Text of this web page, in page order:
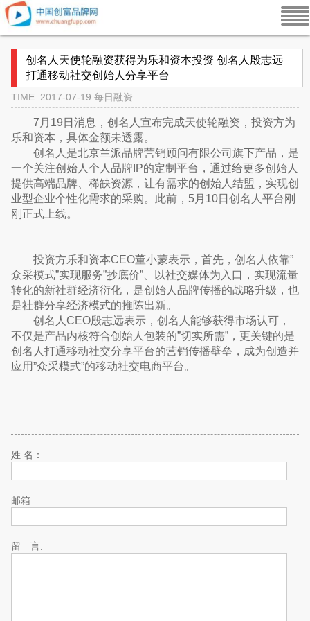
创名人天使轮融资获得为乐和资本投资 创名人殷志远
打通移动社交创始人分享平台
TIME: 2017-07-19 每日融资
7月19日消息，创名人宣布完成天使轮融资，投资方为
乐和资本，具体金额未透露。
创名人是北京兰派品牌营销顾问有限公司旗下产品，是
一个关注创始人个人品牌IP的定制平台，通过给更多创始人
提供高端品牌、稀缺资源，让有需求的创始人结盟，实现创
业型企业个性化需求的采购。此前，5月10日创名人平台刚
刚正式上线。
投资方乐和资本CEO董小蒙表示，首先，创名人依靠”
众采模式”实现服务”抄底价”、以社交媒体为入口，实现流量
转化的新社群经济衍化，是创始人品牌传播的战略升级，也
是社群分享经济模式的推陈出新。
创名人CEO殷志远表示，创名人能够获得市场认可，
不仅是产品内核符合创始人包装的”切实所需”，更关键的是
创名人打通移动社交分享平台的营销传播壁垒，成为创造并
应用”众采模式”的移动社交电商平台。
姓 名：
邮箱
留 言: